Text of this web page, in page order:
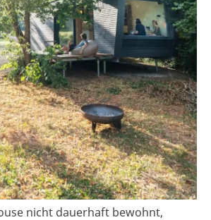
nicht dauerhaft bewohnt,